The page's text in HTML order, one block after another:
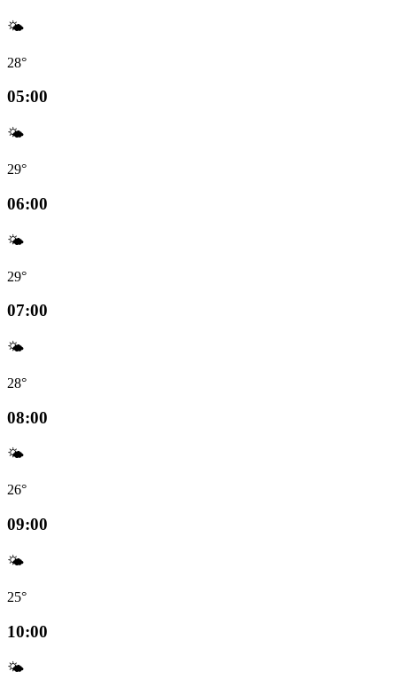
🌤️
28°
05:00
🌤️
29°
06:00
🌤️
29°
07:00
🌤️
28°
08:00
🌤️
26°
09:00
🌤️
25°
10:00
🌤️